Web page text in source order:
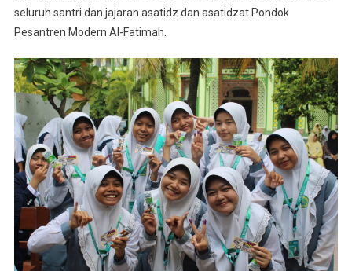
Ciptakan
Digunakan
Dalam
Pemilihan
Ketua
OPPMA
seluruh santri dan jajaran asatidz dan asatidzat Pondok
Pesantren Modern Al-Fatimah.